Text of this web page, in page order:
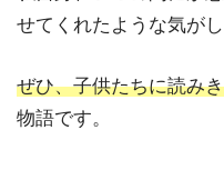
せてくれたような気がし
ぜひ、子供たちに読み
物語です。